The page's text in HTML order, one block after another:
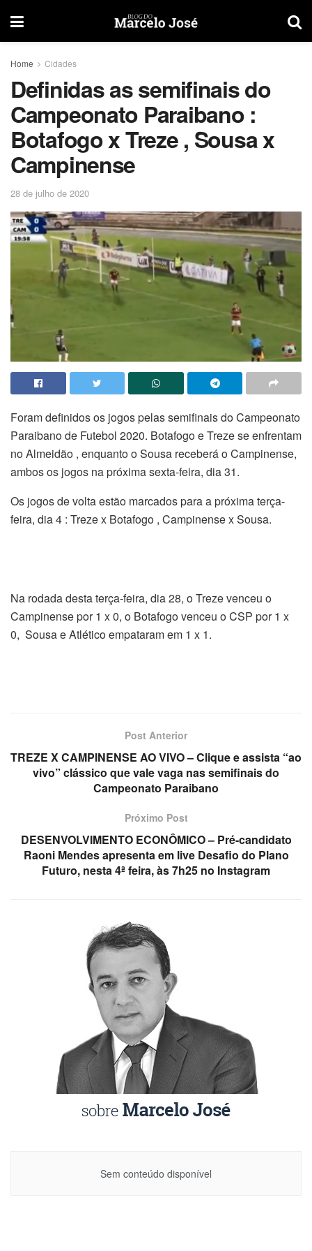
Home Cidades
Definidas as semifinais do
Campeonato Paraibano :
Botafogo x Treze , Sousa x
Campinense
28 de julho de 2020
Foram definidos os jogos pelas semifinais do Campeonato
Paraibano de Futebol 2020. Botafogo e Treze se enfrentam
no Almeidão , enquanto o Sousa receberá o Campinense,
ambos os jogos na próxima sexta-feira, dia 31.
Os jogos de volta estão marcados para a próxima terça-
feira, dia 4 : Treze x Botafogo , Campinense x Sousa.
Na rodada desta terça-feira, dia 28, o Treze venceu o
Campinense por 1 x 0, o Botafogo venceu o CSP por 1 x
0, Sousa e Atlético empataram em 1 x 1.
Post Anterior
TREZE X CAMPINENSE AO VIVO – Clique e assista “ao
vivo” clássico que vale vaga nas semifinais do
Campeonato Paraibano
Próximo Post
DESENVOLVIMENTO ECONÔMICO – Pré-candidato
Raoni Mendes apresenta em live Desafio do Plano
Futuro, nesta 4ª feira, às 7h25 no Instagram
Sem conteúdo disponível